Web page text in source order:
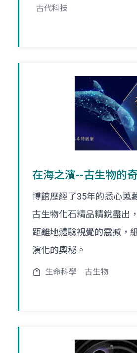
古代科技
在海之濱--古生物的
博館歷經了35年的悉心蒐
古生物化石精品精銳盡出
距離地體驗視覺的震撼，
演化的奧秘。
生命科學 古生物